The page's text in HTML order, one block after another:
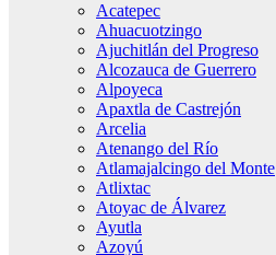
Acatepec
Ahuacuotzingo
Ajuchitlán del Progreso
Alcozauca de Guerrero
Alpoyeca
Apaxtla de Castrejón
Arcelia
Atenango del Río
Atlamajalcingo del Monte
Atlixtac
Atoyac de Álvarez
Ayutla
Azoyú